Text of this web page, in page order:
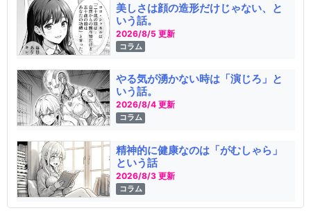
美しさは顔の造形だけじゃない、と
いう話。
2026/8/5 更新
コラム
やる気が湧かない時は「演じろ」と
いう話。
2026/8/4 更新
コラム
精神的に健康なのは「がむしゃら」
という話
2026/8/3 更新
コラム